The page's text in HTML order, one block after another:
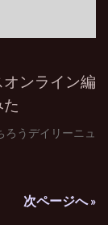
ンライン編
うデイリーニュ
次ページへ »